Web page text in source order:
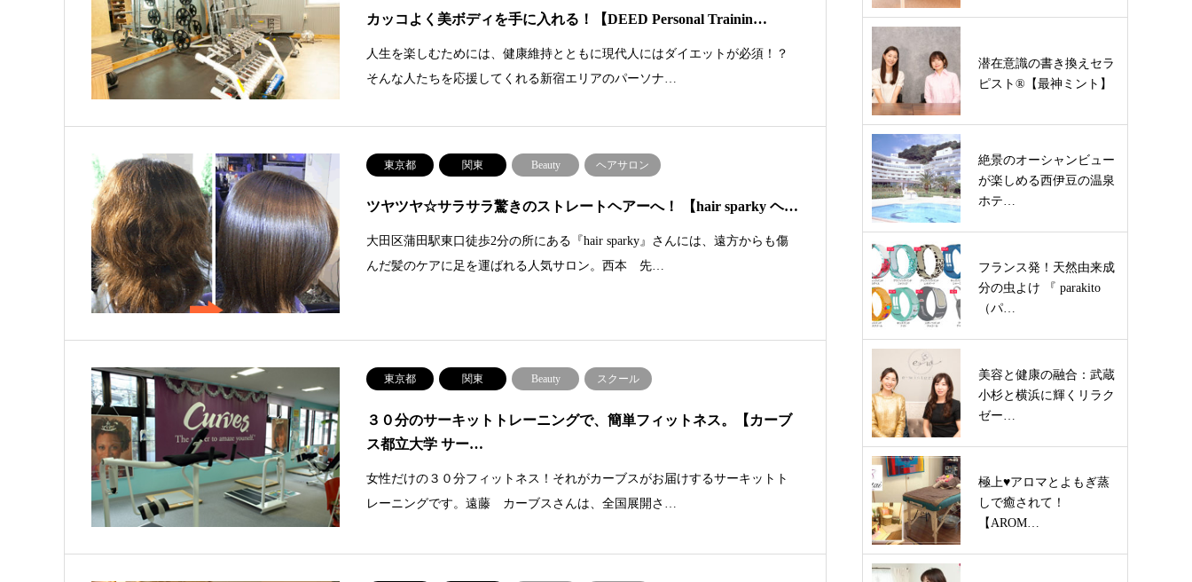
カッコよく美ボディを手に入れる！【DEED Personal Trainin…
人生を楽しむためには、健康維持とともに現代人にはダイエットが必須！？
そんな人たちを応援してくれる新宿エリアのパーソナ…
東京都 関東 Beauty ヘアサロン
ツヤツヤ☆サラサラ驚きのストレートヘアーへ！ 【hair sparky ヘ…
大田区蒲田駅東口徒歩2分の所にある『hair sparky』さんには、遠方からも傷
んだ髪のケアに足を運ばれる人気サロン。西本 先…
東京都 関東 Beauty スクール
３０分のサーキットトレーニングで、簡単フィットネス。【カーブ
ス都立大学 サー…
女性だけの３０分フィットネス！それがカーブスがお届けするサーキットト
レーニングです。遠藤 カーブスさんは、全国展開さ…
潜在意識の書き換えセラ
ピスト®︎【最神ミント】
絶景のオーシャンビュー
が楽しめる西伊豆の温泉
ホテ…
フランス発！天然由来成
分の虫よけ 『 parakito
（パ…
美容と健康の融合：武蔵
小杉と横浜に輝くリラク
ゼー…
極上♥アロマとよもぎ蒸
しで癒されて！
【AROM…